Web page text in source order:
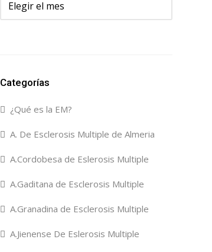
Categorías
¿Qué es la EM?
A. De Esclerosis Multiple de Almeria
A.Cordobesa de Eslerosis Multiple
A.Gaditana de Esclerosis Multiple
A.Granadina de Esclerosis Multiple
A.Jienense De Eslerosis Multiple